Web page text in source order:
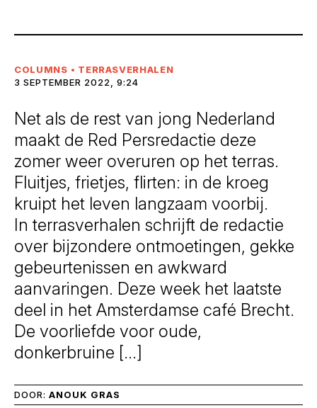
COLUMNS • TERRASVERHALEN
3 SEPTEMBER 2022, 9:24
Net als de rest van jong Nederland
maakt de Red Persredactie deze
zomer weer overuren op het terras.
Fluitjes, frietjes, flirten: in de kroeg
kruipt het leven langzaam voorbij.
In terrasverhalen schrijft de redactie
over bijzondere ontmoetingen, gekke
gebeurtenissen en awkward
aanvaringen. Deze week het laatste
deel in het Amsterdamse café Brecht.
De voorliefde voor oude,
donkerbruine […]
DOOR: ANOUK GRAS